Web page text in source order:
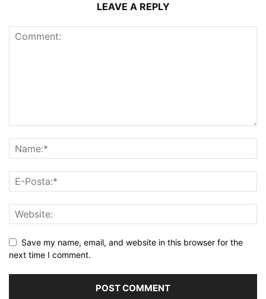
LEAVE A REPLY
Save my name, email, and website in this browser for the
next time I comment.